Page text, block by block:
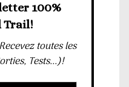
100%
Trail!
toutes les
Tests...)!